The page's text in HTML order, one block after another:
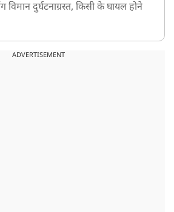
विमान दुर्घटनाग्रस्त, किसी के घायल होने
अनशन पर बैठे छात्र नेता देवेंद्र महतो की
ADVERTISEMENT